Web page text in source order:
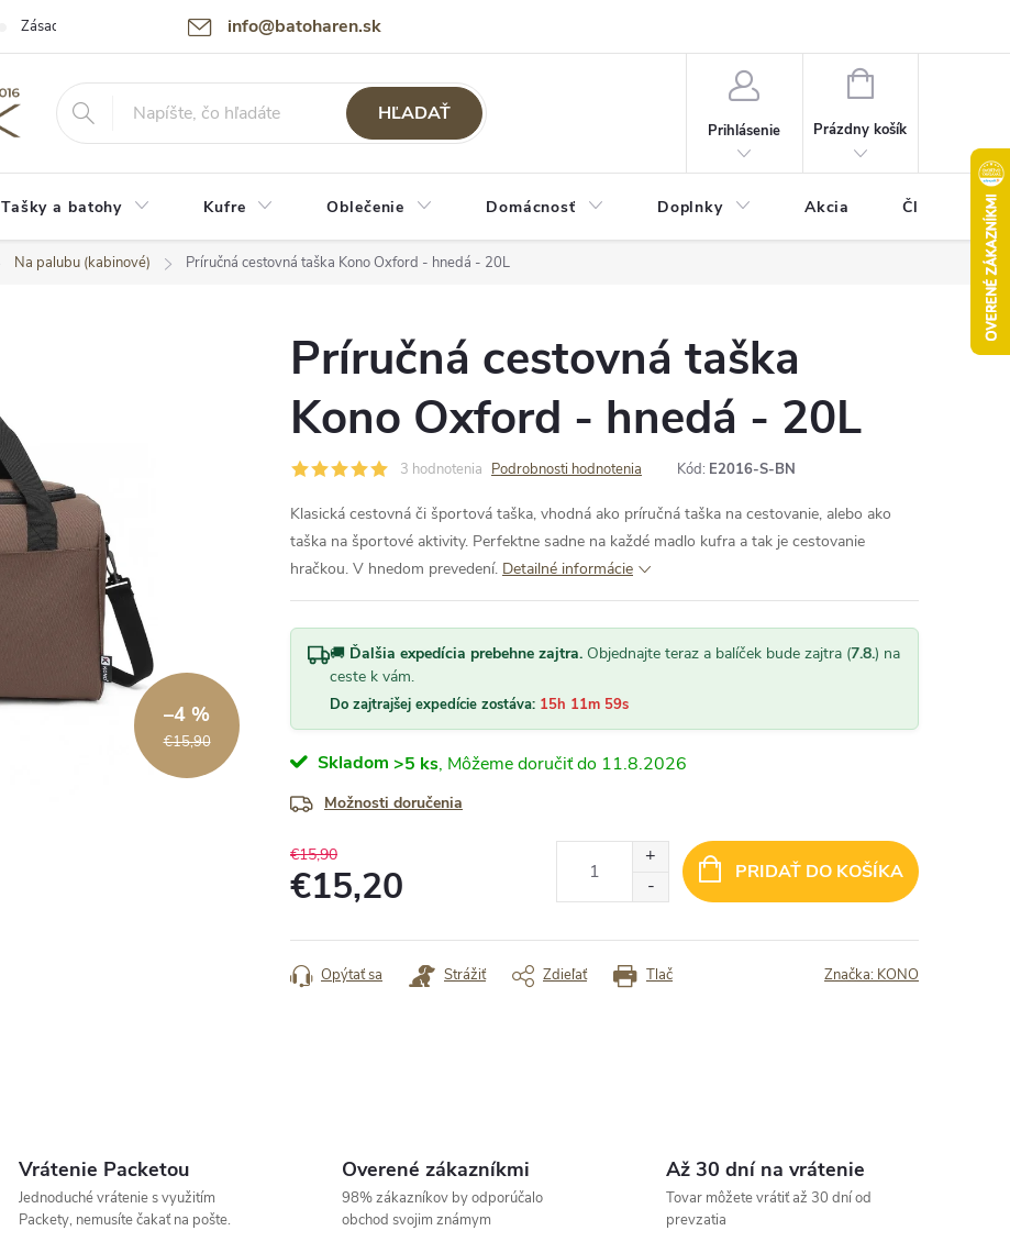
info@batoharen.sk
Zásady spracovania osobných údajov (GDPR) Podmienky použitia webu
HĽADAŤ
Prihlásenie
NÁKUPNÝ
Prázdny košík
Tašky a batohy Kufre Oblečenie Domácnosť Doplnky Akcia Články
Na palubu (kabinové) Príručná cestovná taška Kono Oxford - hnedá - 20L
€15,90
–4 %
Príručná cestovná taška
Kono Oxford - hnedá - 20L
3 hodnotenia Podrobnosti hodnotenia Kód: E2016-S-BN
Klasická cestovná či športová taška, vhodná ako príručná taška na cestovanie, alebo ako
taška na športové aktivity. Perfektne sadne na každé madlo kufra a tak je cestovanie
hračkou. V hnedom prevedení. Detailné informácie
🚚 Ďalšia expedícia prebehne zajtra. Objednajte teraz a balíček bude zajtra (7.8.) na
ceste k vám.
Do zajtrajšej expedície zostáva: 15h 11m 58s
Skladom >5 ks 11.8.2026
Možnosti doručenia
€15,90
€15,20
cena:
PRIDAŤ DO KOŠÍKA
Tlač
Opýtať sa Strážiť Zdieľať Značka: KONO
Vrátenie Packetou
Jednoduché vrátenie s využitím
Packety, nemusíte čakať na pošte.
Overené zákazníkmi
98% zákazníkov by odporúčalo
obchod svojim známym
Až 30 dní na vrátenie
Tovar môžete vrátiť až 30 dní od
prevzatia